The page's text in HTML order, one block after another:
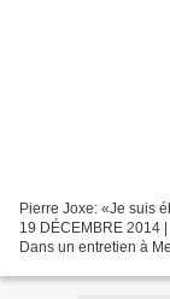
Pierre Joxe: «Je suis
19 DÉCEMBRE 2014
Dans un entretien à